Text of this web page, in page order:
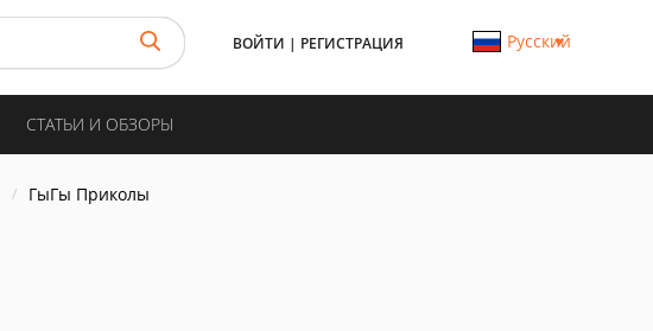
ВОЙТИ | РЕГИСТРАЦИЯ Русский
СТАТЬИ И ОБЗОРЫ
ГыГы Приколы